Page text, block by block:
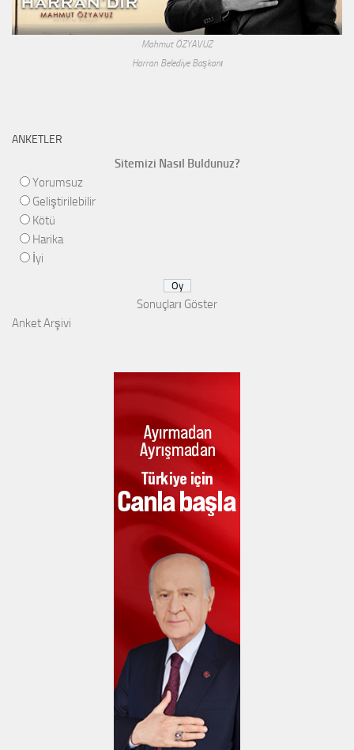
Mahmut ÖZYAVUZ
Harran Belediye Başkanı
ANKETLER
Sitemizi Nasıl Buldunuz?
Yorumsuz
Geliştirilebilir
Kötü
Harika
İyi
Sonuçları Göster
Anket Arşivi